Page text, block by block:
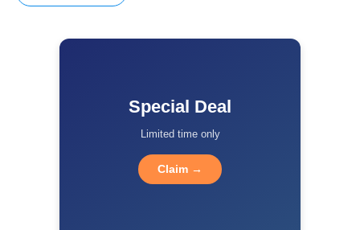
Special Deal
Limited time only
Claim →